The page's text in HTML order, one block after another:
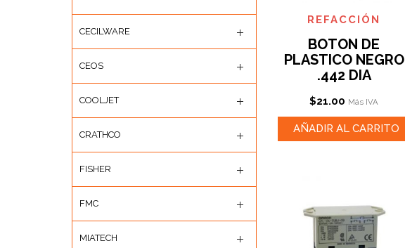
REFACCIÓN
BOTON DE
PLASTICO NEGRO
.442 DIA
$21.00 Más IVA
AÑADIR AL CARRITO
CECILWARE
CEOS
COOLJET
CRATHCO
FISHER
FMC
MIATECH